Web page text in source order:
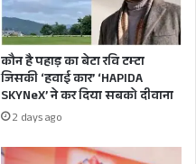
कौन है पहाड़ का बेटा रवि टम्टा
जिसकी ‘हवाई कार’ ‘HAPIDA
SKYNeX’ ने कर दिया सबको दीवाना
2 days ago